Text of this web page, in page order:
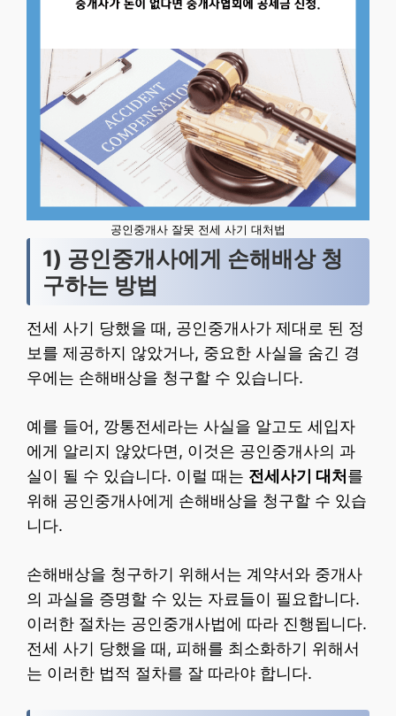
공인중개사 잘못 전세 사기 대처법
1) 공인중개사에게 손해배상 청
구하는 방법
전세 사기 당했을 때, 공인중개사가 제대로 된 정
보를 제공하지 않았거나, 중요한 사실을 숨긴 경
우에는 손해배상을 청구할 수 있습니다.
예를 들어, 깡통전세라는 사실을 알고도 세입자
에게 알리지 않았다면, 이것은 공인중개사의 과
실이 될 수 있습니다. 이럴 때는 전세사기 대처 를
위해 공인중개사에게 손해배상을 청구할 수 있습
니다.
손해배상을 청구하기 위해서는 계약서와 중개사
의 과실을 증명할 수 있는 자료들이 필요합니다.
이러한 절차는 공인중개사법에 따라 진행됩니다.
전세 사기 당했을 때, 피해를 최소화하기 위해서
는 이러한 법적 절차를 잘 따라야 합니다.